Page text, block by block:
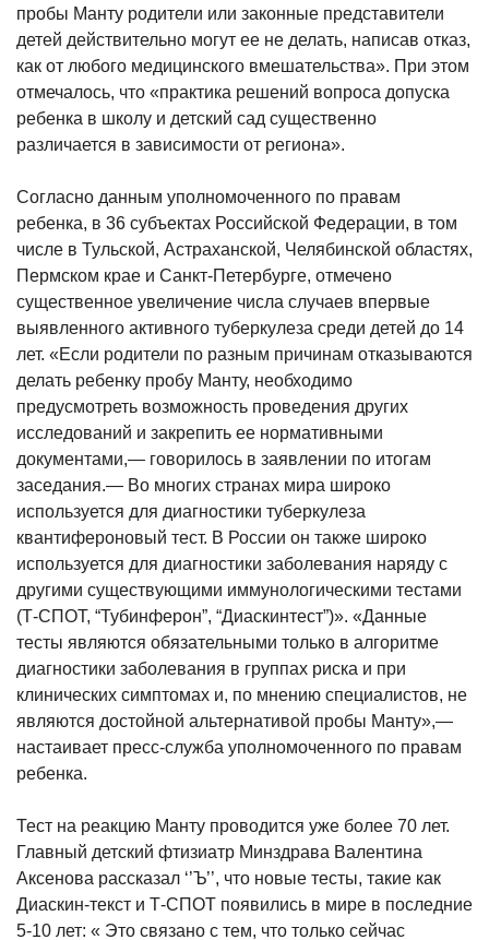
пробы Манту родители или законные представители
детей действительно могут ее не делать, написав отказ,
как от любого медицинского вмешательства». При этом
отмечалось, что «практика решений вопроса допуска
ребенка в школу и детский сад существенно
различается в зависимости от региона».
Согласно данным уполномоченного по правам
ребенка, в 36 субъектах Российской Федерации, в том
числе в Тульской, Астраханской, Челябинской областях,
Пермском крае и Санкт-Петербурге, отмечено
существенное увеличение числа случаев впервые
выявленного активного туберкулеза среди детей до 14
лет. «Если родители по разным причинам отказываются
делать ребенку пробу Манту, необходимо
предусмотреть возможность проведения других
исследований и закрепить ее нормативными
документами,— говорилось в заявлении по итогам
заседания.— Во многих странах мира широко
используется для диагностики туберкулеза
квантифероновый тест. В России он также широко
используется для диагностики заболевания наряду с
другими существующими иммунологическими тестами
(Т-СПОТ, “Тубинферон”, “Диаскинтест”)». «Данные
тесты являются обязательными только в алгоритме
диагностики заболевания в группах риска и при
клинических симптомах и, по мнению специалистов, не
являются достойной альтернативой пробы Манту»,—
настаивает пресс-служба уполномоченного по правам
ребенка.
Тест на реакцию Манту проводится уже более 70 лет.
Главный детский фтизиатр Минздрава Валентина
Аксенова рассказал ‘’Ъ’’, что новые тесты, такие как
Диаскин-текст и Т-СПОТ появились в мире в последние
5-10 лет: « Это связано с тем, что только сейчас